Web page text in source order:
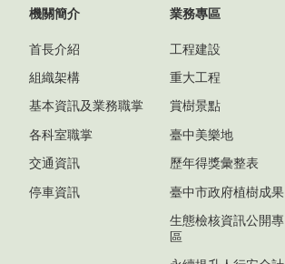
機關簡介
首長介紹
組織架構
基本資訊及業務職掌
各科室職掌
交通資訊
停車資訊
業務專區
工程建設
重大工程
賞樹景點
臺中美樂地
歷年得獎彙整表
臺中市政府植樹成果
生態檢核資訊公開專
區